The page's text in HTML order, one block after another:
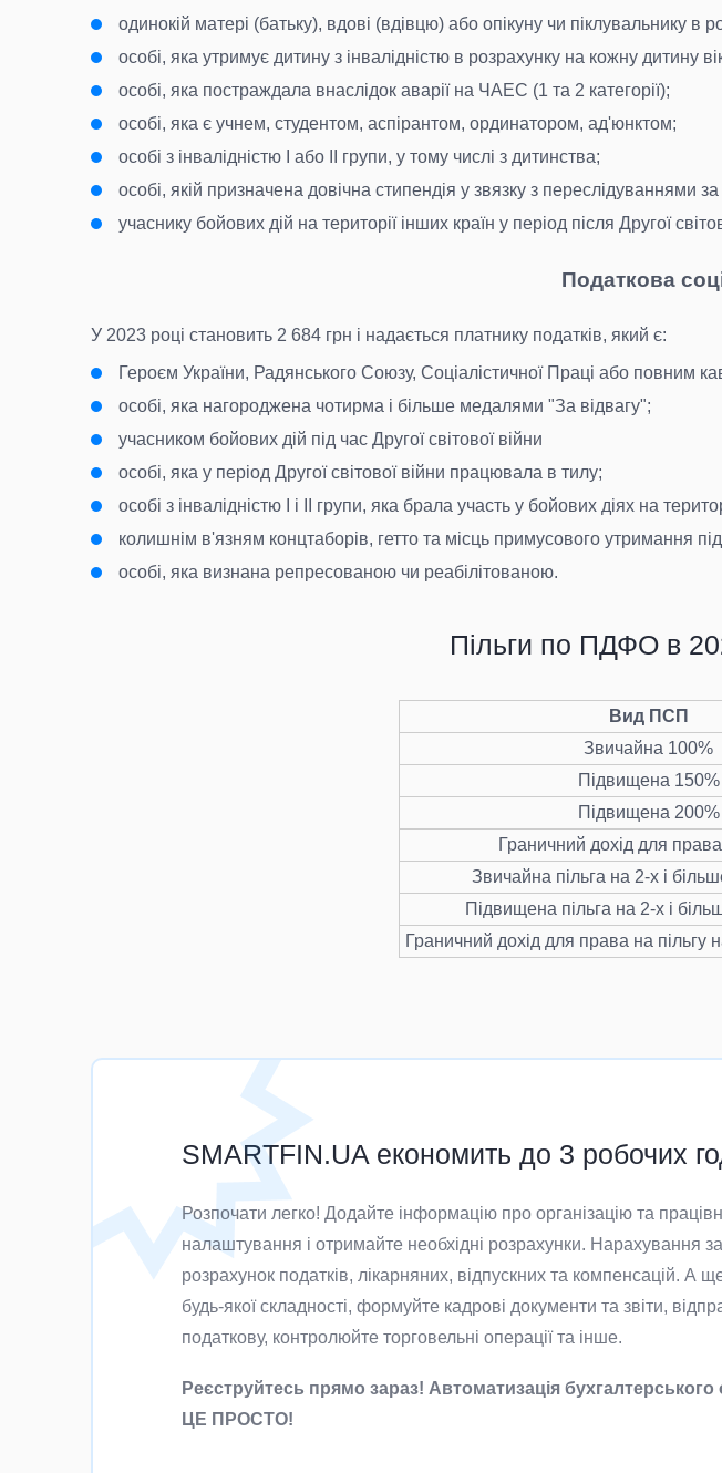
одинокій матері (батьку), вдові (вдівцю) або опікуну чи піклувальнику в
особі, яка утримує дитину з інвалідністю в розрахунку на кожну дитину
особі, яка постраждала внаслідок аварії на ЧАЕС (1 та 2 категорії);
особі, яка є учнем, студентом, аспірантом, ординатором, ад'юнктом;
особі з інвалідністю I або II групи, у тому числі з дитинства;
особі, якій призначена довічна стипендія у звязку з переслідуваннями
учаснику бойових дій на території інших країн у період після Другої
Податкова
У 2023 році становить 2 684 грн і надається платнику податків, який є:
Героєм України, Радянського Союзу, Соціалістичної Праці або повним
особі, яка нагороджена чотирма і більше медалями "За відвагу";
учасником бойових дій під час Другої світової війни
особі, яка у період Другої світової війни працювала в тилу;
особі з інвалідністю I і II групи, яка брала участь у бойових діях на
колишнім в'язням концтаборів, гетто та місць примусового утримання під
особі, яка визнана репресованою чи реабілітованою.
Пільги по ПДФО в
Вид ПСП
Звичайна 100%
Підвищена 150%
Підвищена 200%
Граничний дохід для права
Звичайна пільга на 2-х і
Підвищена пільга на 2-х і
Граничний дохід для права на пільгу
SMARTFIN.UA економить до 3 робочих
Розпочати легко! Додайте інформацію про організацію та
налаштування і отримайте необхідні розрахунки. Нарахування
розрахунок податків, лікарняних, відпускних та компенсацій. А
будь-якої складності, формуйте кадрові документи та звіти,
податкову, контролюйте торговельні операції та інше.
Реєструйтесь прямо зараз! Автоматизація бухгалтерського
ЦЕ ПРОСТО!